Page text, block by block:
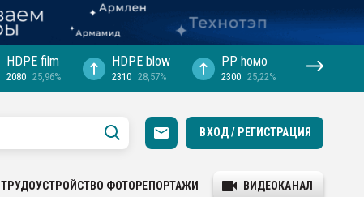
HDPE film
2080 25,96%
HDPE blow
2310 28,57%
PP hомо
2300 25,22%
ВХОД / РЕГИСТРАЦИЯ
ТРУДОУСТРОЙСТВО ФОТОРЕПОРТАЖИ ВИДЕОКАНАЛ